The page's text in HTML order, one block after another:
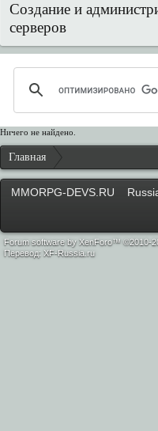
Создание и
серверов
Ничего не найдено.
Главная
MMORPG-DEVS.RU
Forum software by XenForo™ ©2010-
Перевод: XF-Russia.ru